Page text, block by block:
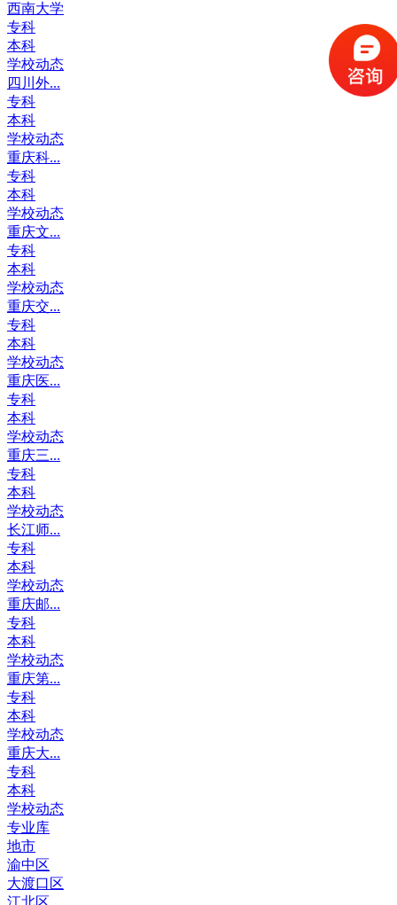
西南大学
专科
本科
学校动态
四川外...
专科
本科
学校动态
重庆科...
专科
本科
学校动态
重庆文...
专科
本科
学校动态
重庆交...
专科
本科
学校动态
重庆医...
专科
本科
学校动态
重庆三...
专科
本科
学校动态
长江师...
专科
本科
学校动态
重庆邮...
专科
本科
学校动态
重庆第...
专科
本科
学校动态
重庆大...
专科
本科
学校动态
专业库
地市
渝中区
大渡口区
江北区